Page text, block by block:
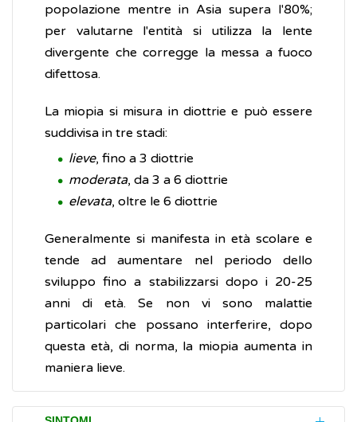
popolazione mentre in Asia supera l'80%;
per valutarne l'entità si utilizza la lente
divergente che corregge la messa a fuoco
difettosa.
La miopia si misura in diottrie e può essere
suddivisa in tre stadi:
lieve, fino a 3 diottrie
moderata, da 3 a 6 diottrie
elevata, oltre le 6 diottrie
Generalmente si manifesta in età scolare e
tende ad aumentare nel periodo dello
sviluppo fino a stabilizzarsi dopo i 20-25
anni di età. Se non vi sono malattie
particolari che possano interferire, dopo
questa età, di norma, la miopia aumenta in
maniera lieve.